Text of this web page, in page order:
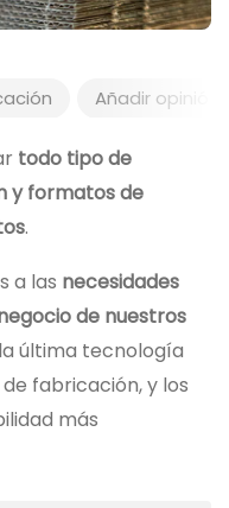
Añadir opinión
todo tipo de
y formatos de
.
a las necesidades
de nuestros
última tecnología
fabricación, y los
más